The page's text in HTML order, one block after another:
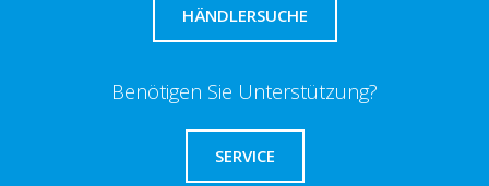
HÄNDLERSUCHE
Benötigen Sie Unterstützung?
SERVICE